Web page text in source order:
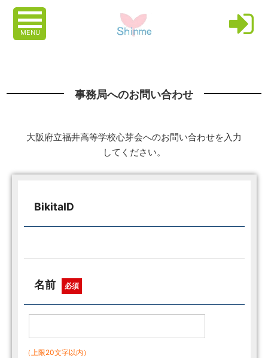
MENU
事務局へのお問い合わせ
大阪府立福井高等学校心芽会へのお問い合わせを入力
してください。
BikitaID
名前 必須
（上限20文字以内）